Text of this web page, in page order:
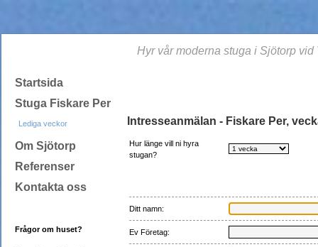
Hyr vår moderna stuga i Sjötorp
Startsida
Stuga Fiskare Per
Lediga veckor
Om Sjötorp
Referenser
Kontakta oss
Frågor om huset?
Intresseanmälan - Fiskare Per,
Hur länge vill ni hyra
stugan?
Ditt namn:
Ev Företag: